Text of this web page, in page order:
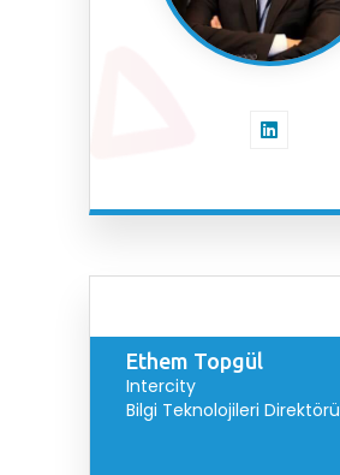
Ethem Topgül
Intercity
Bilgi Teknolojileri Direktörü